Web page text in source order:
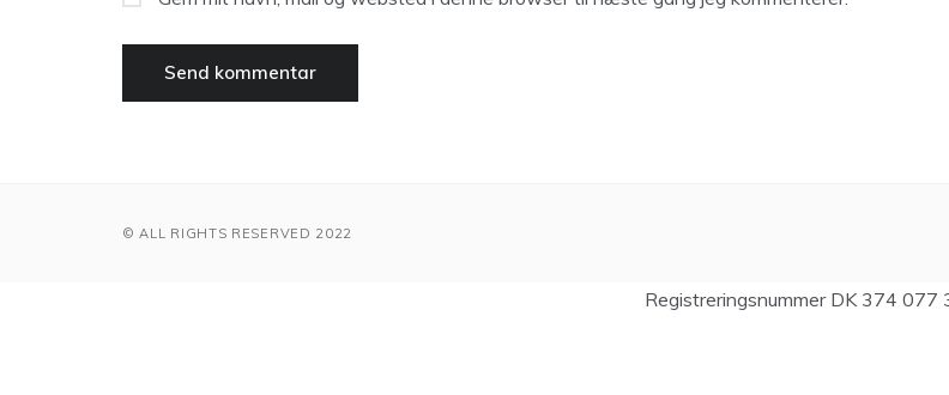
© ALL RIGHTS RESERVED 2022
Registreringsnummer DK 374 077